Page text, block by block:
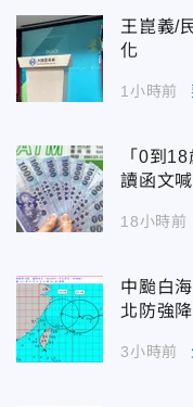
王崑義/
化
1小時前
「0到
讀函文
18小時前
中颱白
北防強
3小時前